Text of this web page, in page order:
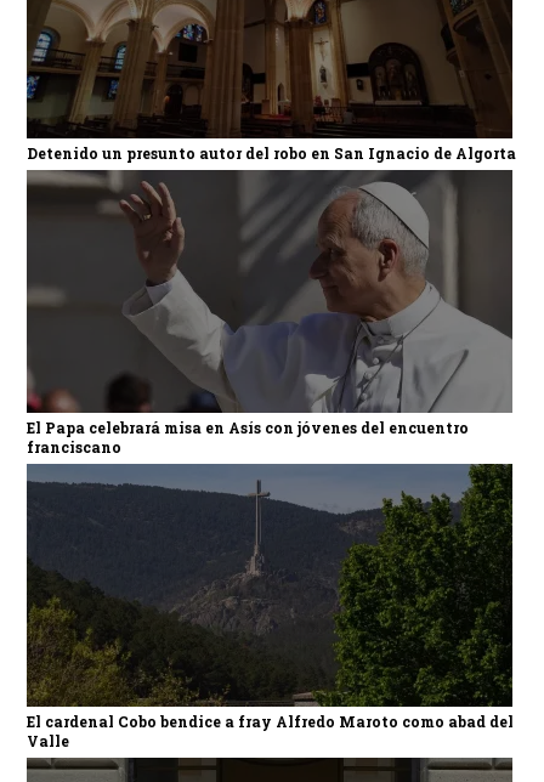
Detenido un presunto autor del robo en San Ignacio de Algorta
El Papa celebrará misa en Asís con jóvenes del encuentro
franciscano
El cardenal Cobo bendice a fray Alfredo Maroto como abad del
Valle